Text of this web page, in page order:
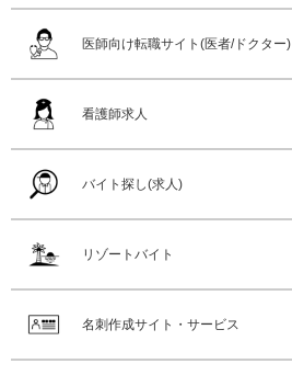
医師向け転職サイト(医者/ドクター)
看護師求人
バイト探し(求人)
リゾートバイト
名刺作成サイト・サービス